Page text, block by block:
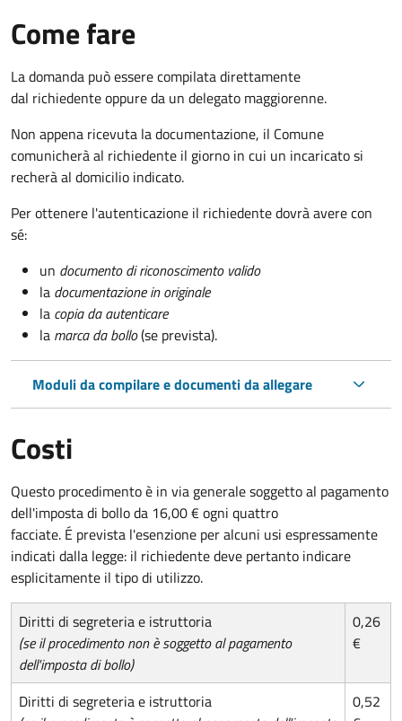
Come fare
La domanda può essere compilata direttamente
dal richiedente oppure da un delegato maggiorenne.
Non appena ricevuta la documentazione, il Comune
comunicherà al richiedente il giorno in cui un incaricato si
recherà al domicilio indicato.
Per ottenere l'autenticazione il richiedente dovrà avere con
sé:
un documento di riconoscimento valido
la documentazione in originale
la copia da autenticare
la marca da bollo(se prevista).
Moduli da compilare e documenti da allegare
Costi
Questo procedimento è in via generale soggetto al pagamento
dell'imposta di bollo da 16,00 € ogni quattro
facciate. É prevista l'esenzione per alcuni usi espressamente
indicati dalla legge: il richiedente deve pertanto indicare
esplicitamente il tipo di utilizzo.
Diritti di segreteria e istruttoria
(se il procedimento non è soggetto al pagamento
dell'imposta di bollo)
0,26
€
Diritti di segreteria e istruttoria
0,52